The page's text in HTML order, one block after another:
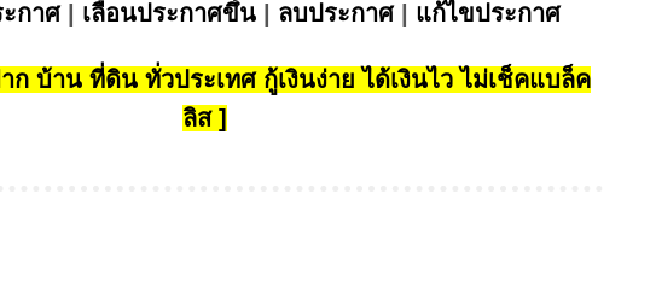
กาศ| เลื่อนประกาศขึ้น ลบประกาศ| แก้ไขประกาศ
ก บ้าน ที่ดิน ทั่วประเทศ กู้เงินง่าย ได้เงินไว ไม่เช็คแบล็ค
ลิส ]